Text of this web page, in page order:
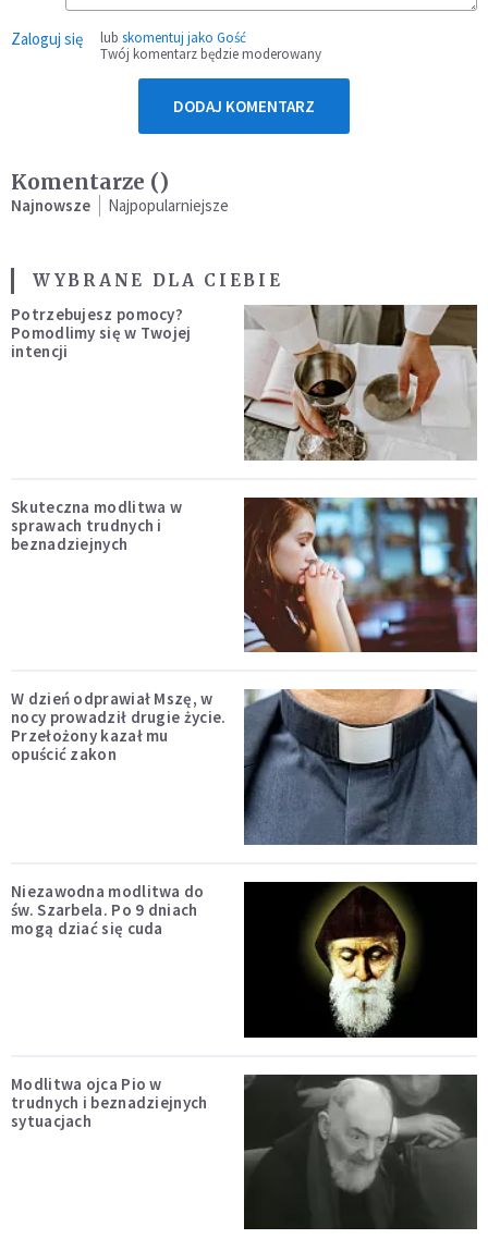
Zaloguj się lub skomentuj jako Gość
Twój komentarz będzie moderowany
DODAJ KOMENTARZ
Komentarze ()
Najnowsze Najpopularniejsze
WYBRANE DLA CIEBIE
Potrzebujesz pomocy?
Pomodlimy się w Twojej
intencji
Skuteczna modlitwa w
sprawach trudnych i
beznadziejnych
W dzień odprawiał Mszę, w
nocy prowadził drugie życie.
Przełożony kazał mu
opuścić zakon
Niezawodna modlitwa do
św. Szarbela. Po 9 dniach
mogą dziać się cuda
Modlitwa ojca Pio w
trudnych i beznadziejnych
sytuacjach